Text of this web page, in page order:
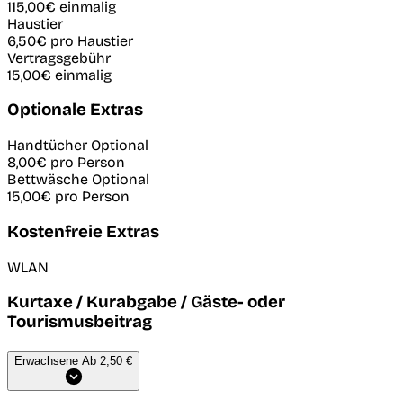
115,00€ einmalig
Haustier
6,50€ pro Haustier
Vertragsgebühr
15,00€ einmalig
Optionale Extras
Handtücher Optional
8,00€ pro Person
Bettwäsche Optional
15,00€ pro Person
Kostenfreie Extras
WLAN
Kurtaxe / Kurabgabe / Gäste- oder
Tourismusbeitrag
Erwachsene Ab 2,50 €